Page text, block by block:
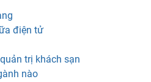
điện tử
trị khách sạn
nào